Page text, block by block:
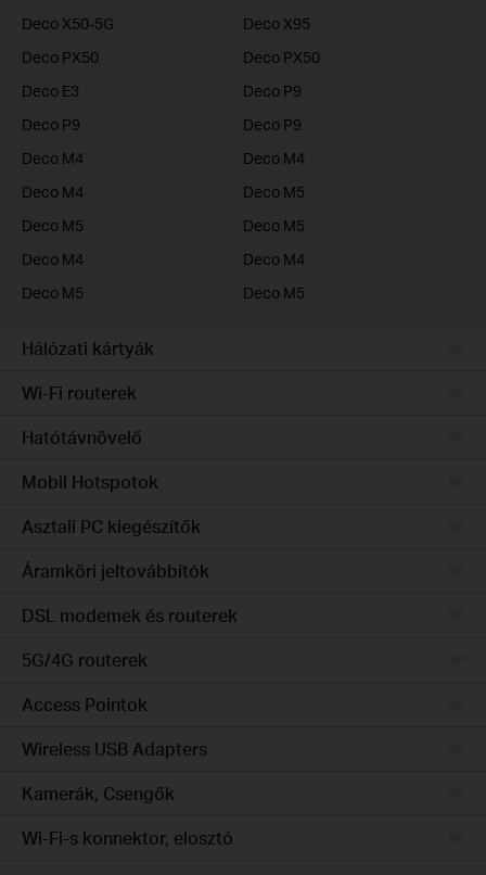
Deco X50-5G
Deco X95
Deco PX50
Deco PX50
Deco E3
Deco P9
Deco P9
Deco P9
Deco M4
Deco M4
Deco M4
Deco M5
Deco M5
Deco M5
Deco M4
Deco M4
Deco M5
Deco M5
Hálózati kártyák
Wi-Fi routerek
Hatótávnövelő
Mobil Hotspotok
Asztali PC kiegészítők
Áramköri jeltovábbítók
DSL modemek és routerek
5G/4G routerek
Access Pointok
Wireless USB Adapters
Kamerák, Csengők
Wi-Fi-s konnektor, elosztó